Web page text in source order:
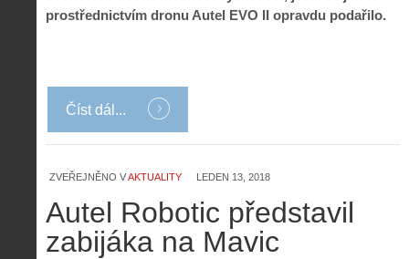
prostřednictvím dronu Autel EVO II opravdu podařilo.
Číst dál...
ZVEŘEJNĚNO VAKTUALITY LEDEN 13, 2018
Autel Robotic představil
zabijáka na Mavic